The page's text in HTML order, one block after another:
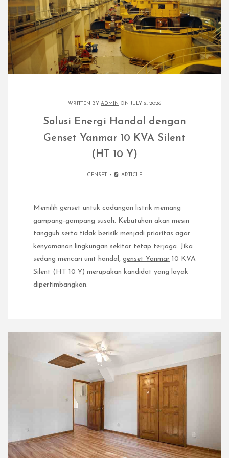
WRITTEN BY ADMIN ON JULY 2, 2026
Solusi Energi Handal dengan
Genset Yanmar 10 KVA Silent
(HT 10 Y)
GENSET ARTICLE
Memilih genset untuk cadangan listrik memang
gampang-gampang susah. Kebutuhan akan mesin
tangguh serta tidak berisik menjadi prioritas agar
kenyamanan lingkungan sekitar tetap terjaga. Jika
sedang mencari unit handal, genset Yanmar 10 KVA
Silent (HT 10 Y) merupakan kandidat yang layak
dipertimbangkan.